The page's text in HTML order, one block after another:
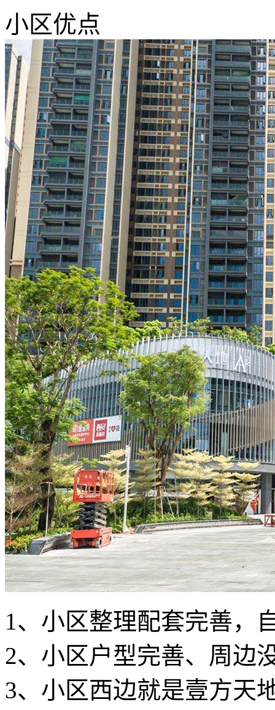
小区优点
1、小区整理配套完善，
2、小区户型完善、周边
3、小区西边就是壹方天